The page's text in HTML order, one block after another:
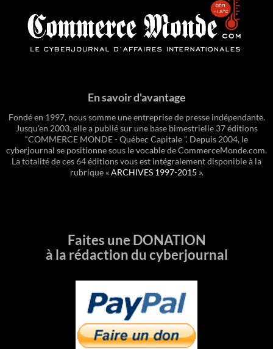
En savoir d'avantage
Fondé en 1997, nous somme une entreprise de presse indépendante.
Jusqu'en 2003, elle a publié sur une base bimestrielle 37 éditions
“COMMERCE MONDE - Québec Capitale ”. Depuis 2004, le
cyberjournal se positionne sous le vocable de CommerceMonde.com.
La totalité de ces 64 éditions vous est intégralement disponible à la
rubrique «ARCHIVES 1997-2015 ».
Faites une DONATION
à la rédaction du cyberjournal